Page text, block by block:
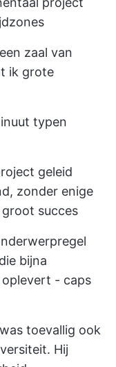
zaal van
ik grote
typen
geleid
zonder enige
succes
bijna
- caps
toevallig ook
Hij